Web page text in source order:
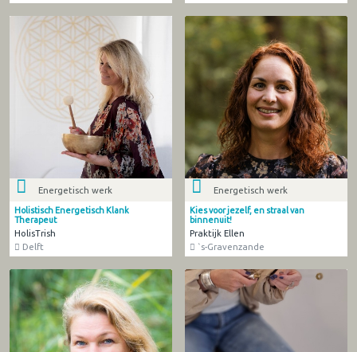
Energetisch werk
Holistisch Energetisch Klank
Therapeut
HolisTrish
Delft
Energetisch werk
Kies voor jezelf, en straal van
binnenuit!
Praktijk Ellen
`s-Gravenzande